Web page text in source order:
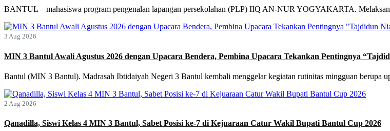
BANTUL – mahasiswa program pengenalan lapangan persekolahan (PLP) IIQ AN-NUR YOGYAKARTA.
3 Aug 2026
MIN 3 Bantul Awali Agustus 2026 dengan Upacara Bendera, Pembina Upacara Tekankan Pentingnya
Bantul (MIN 3 Bantul). Madrasah Ibtidaiyah Negeri 3 Bantul kembali menggelar kegiatan rutinitas mingguan berupa
2 Aug 2026
Qanadilla, Siswi Kelas 4 MIN 3 Bantul, Sabet Posisi ke-7 di Kejuaraan Catur Wakil Bupati Bantul Cup 2026